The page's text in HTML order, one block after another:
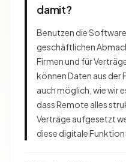
damit?
Benutzen die
geschäftlichen
Firmen und für
können Daten aus der
auch möglich, wie wir
dass Remote alles
Verträge aufgesetzt
diese digitale